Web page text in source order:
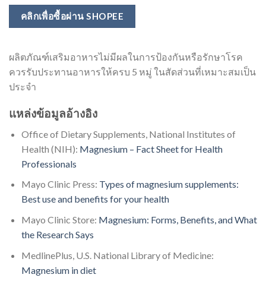
คลิกเพื่อซื้อผ่าน SHOPEE
ผลิตภัณฑ์เสริมอาหารไม่มีผลในการป้องกันหรือรักษาโรค
ควรรับประทานอาหารให้ครบ 5 หมู่ ในสัดส่วนที่เหมาะสมเป็น
ประจำ
แหล่งข้อมูลอ้างอิง
Office of Dietary Supplements, National Institutes of
Health (NIH): Magnesium – Fact Sheet for Health
Professionals
Mayo Clinic Press: Types of magnesium supplements:
Best use and benefits for your health
Mayo Clinic Store: Magnesium: Forms, Benefits, and What
the Research Says
MedlinePlus, U.S. National Library of Medicine:
Magnesium in diet